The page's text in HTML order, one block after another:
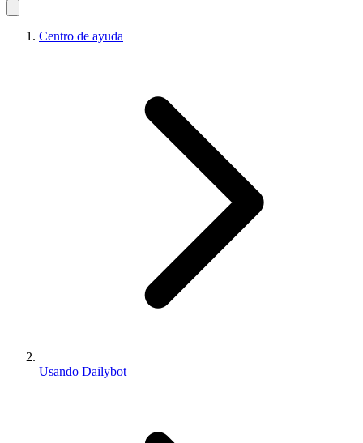
Centro de ayuda
Usando Dailybot